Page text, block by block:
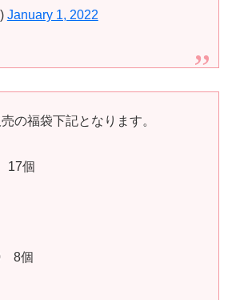
January 1, 2022
の福袋下記となります。
17個
8個